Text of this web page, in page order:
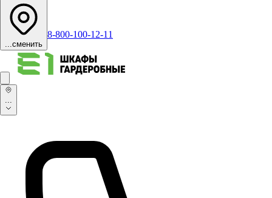
...сменить
8-800-100-12-11
...